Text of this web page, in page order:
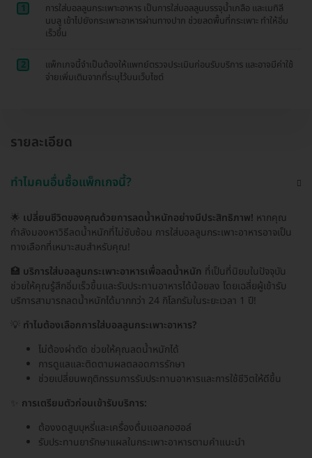
1
การใส่บอลลูนกระเพาะอาหาร เป็นการใส่บอลลูนบรรจุน้ำเกลือ และเมทิลี
นบลู เข้าไปยังกระเพาะอาหารผ่านทางปาก ช่วยลดพื้นที่กระเพาะ ทำให้อิ่ม
เร็วขึ้น
2
แพ็กเกจนี้จำเป็นต้องให้แพทย์ตรวจประเมินก่อนรับบริการ และอาจมีค่าใช้
จ่ายเพิ่มเติมจากที่ระบุไว้บนเว็บไซต์
รายละเอียด
ทำไมคนอื่นซื้อแพ็กเกจนี้?
🌟 เปลี่ยนชีวิตของคุณด้วยการลดน้ำหนักอย่างมีประสิทธิภาพ! หากคุณ
กำลังมองหาวิธีลดน้ำหนักที่ไม่ซับซ้อน การใส่บอลลูนกระเพาะอาหารอาจเป็น
ทางเลือกที่เหมาะสมสำหรับคุณ!
🏥 บริการใส่บอลลูนกระเพาะอาหารเพื่อลดน้ำหนัก ที่เป็นที่นิยมในปัจจุบัน
ช่วยให้คุณรู้สึกอิ่มเร็วขึ้นและรับประทานอาหารได้น้อยลง โดยเฉลี่ยผู้เข้ารับ
บริการสามารถลดน้ำหนักได้มากกว่า 24 กิโลกรัมในระยะเวลา 1 ปี!
💡 ทำไมต้องเลือกการใส่บอลลูนกระเพาะอาหาร?
ไม่ต้องผ่าตัด ช่วยให้คุณลดน้ำหนักได้
การดูแลและติดตามผลตลอดการรักษา
ช่วยเปลี่ยนพฤติกรรมการรับประทานอาหารและการใช้ชีวิตให้ดีขึ้น
การเตรียมตัวก่อนเข้ารับบริการ:
ต้องงดสูบบุหรี่และเครื่องดื่มแอลกอฮอล์
รับประทานยารักษาแผลในกระเพาะอาหารตามคำแนะนำ